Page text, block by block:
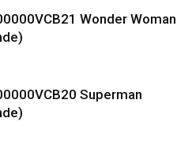
Wonder Woman
Superman